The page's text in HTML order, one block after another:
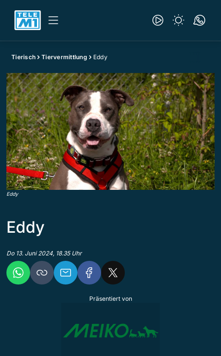
Tierisch Tiervermittlung Eddy
Eddy
Eddy
Do 13. Juni 2024, 18.35 Uhr
Präsentiert von